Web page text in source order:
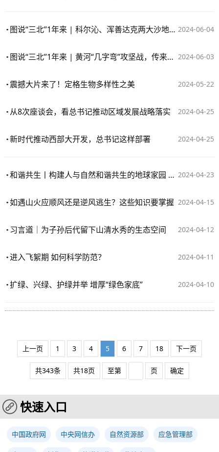
2024-06-04
图说“三北”1年来 | 科尔沁、浑善达克两大沙地歼灭战取得新实效
2024-06-03
图说“三北”1年来 | 黄河“几字弯”攻坚战，传来最新战果
2024-05-22
震撼大片来了！定格生物多样性之美
2024-04-25
从8次座谈会，看总书记推动区域发展战略落实
2024-04-25
新时代推动西部大开发，总书记这样部署
2024-04-23
和谐共生丨构建人与自然和谐共生的地球家园 习近平阐明中国理念
2024-04-15
如遇山火应顺风还是逆风逃生？这些知识要掌握
2024-04-12
习言道｜为子孙后代留下山清水秀的生态空间
2024-04-11
进入飞絮期 如何科学防范？
2024-04-10
扩绿、兴绿、护绿并举 增厚“绿色家底”
上一页 1 3 4 5 6 7 18 下一页
共343条 共18页 至第 页 确定
快速入口
中国政府网 中央网信办 自然资源部 应急管理部